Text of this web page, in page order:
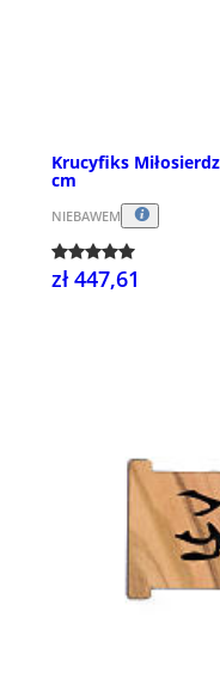
Krucyfiks
cm
NIEBAWEM
zł 447,61